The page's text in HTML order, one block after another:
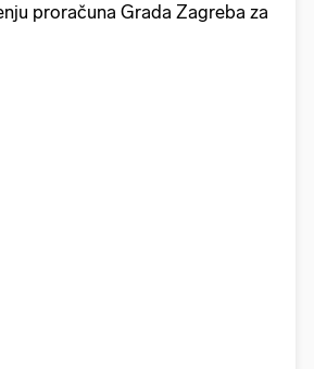
proračuna Grada Zagreba za